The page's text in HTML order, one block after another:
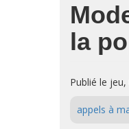
la
Publié le
appels à